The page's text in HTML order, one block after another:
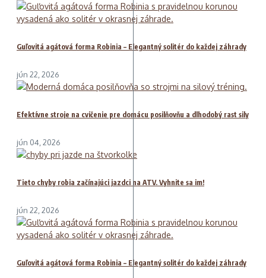
Guľovitá agátová forma Robinia – Elegantný solitér do každej záhrady
jún 22, 2026
Efektívne stroje na cvičenie pre domácu posilňovňu a dlhodobý rast sily
jún 04, 2026
Tieto chyby robia začínajúci jazdci na ATV. Vyhnite sa im!
jún 22, 2026
Guľovitá agátová forma Robinia – Elegantný solitér do každej záhrady